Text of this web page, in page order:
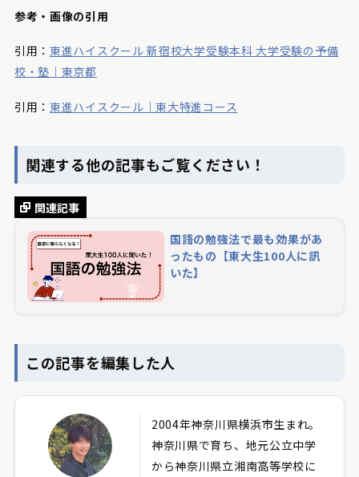
参考・画像の引用
引用：東進ハイスクール 新宿校大学受験本科 大学受験の予備
校・塾｜東京都
引用：東進ハイスクール｜東大特進コース
関連する他の記事もご覧ください！
関連記事
国語の勉強法で最も効果があ
ったもの【東大生100人に訊
いた】
この記事を編集した人
2004年神奈川県横浜市生まれ。
神奈川県で育ち、地元公立中学
から神奈川県立湘南高等学校に